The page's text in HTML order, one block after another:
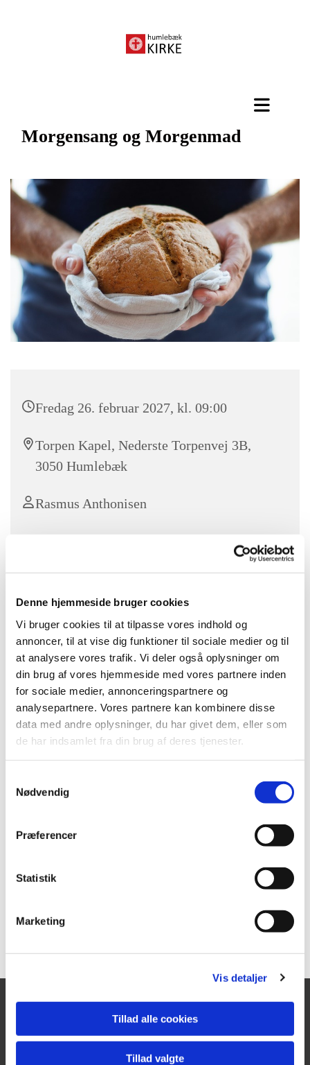
Denne hjemmeside bruger cookies
Vi bruger cookies til at tilpasse vores indhold og
annoncer, til at vise dig funktioner til sociale medier og til
at analysere vores trafik. Vi deler også oplysninger om
din brug af vores hjemmeside med vores partnere inden
for sociale medier, annonceringspartnere og
analysepartnere. Vores partnere kan kombinere disse
data med andre oplysninger, du har givet dem, eller som
de har indsamlet fra din brug af deres tjenester.
Nødvendig
Præferencer
Statistik
Marketing
Vis detaljer
Tillad alle cookies
Tillad valgte
Morgensang og Morgenmad
Fredag 26. februar 2027, kl. 09:00
Torpen Kapel, Nederste Torpenvej 3B,
3050 Humlebæk
Rasmus Anthonisen
anden fredag i ulige uger. Alle kan være med! Vi starter med
en bid brød og en kop kaffe og synger en times tid derefter.
Det er gratis at deltage, men husk at tilmelde dig til den
aktuelle fredag senest 2 dage i forvejen.
Fredensborg Provsti